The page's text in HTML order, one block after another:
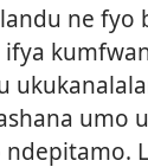
ne fyo
umo
ndepitamo.